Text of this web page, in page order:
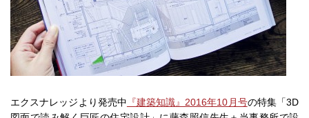
エクスナレッジより発売中 『建築知識』2016年10月号の特集「3D